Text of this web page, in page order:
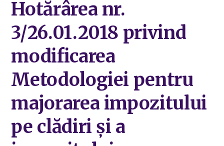
Hotărârea nr.
3/26.01.2018 privind
modificarea
Metodologiei pentru
majorarea impozitului
pe clădiri și a